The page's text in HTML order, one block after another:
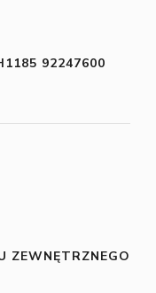
92247600
ZEWNĘTRZNEGO